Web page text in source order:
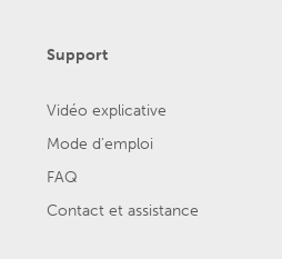
Support
Vidéo explicative
Mode d'emploi
FAQ
Contact et assistance